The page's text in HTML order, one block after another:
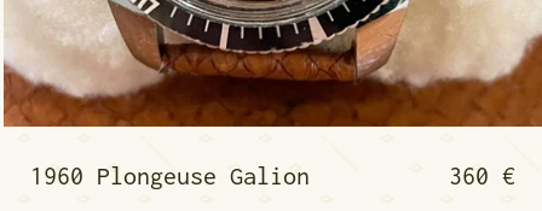
1960 Plongeuse Galion
360 €